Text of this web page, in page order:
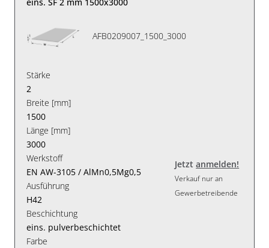
AFB0209007_1500_3000
Stärke
2
Breite [mm]
1500
Länge [mm]
3000
Werkstoff
EN AW-3105 / AlMn0,5Mg0,5
Ausführung
H42
Beschichtung
eins. pulverbeschichtet
Farbe
Jetztanmelden!
Verkauf nur an
Gewerbetreibende